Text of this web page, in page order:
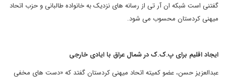
گفتنی است شبکه ان آر تی از رسانه های نزدیک به خانواده طالبانی و حزب اتحاد
میهنی کردستان محسوب می شود.
ایجاد اقلیم برای پ.ک.ک در شمال عراق با ایادی خارجی
عبدالعزیز حسن، عضو کمیته اتحاد میهنی کردستان گفتد که «دست های مخفی